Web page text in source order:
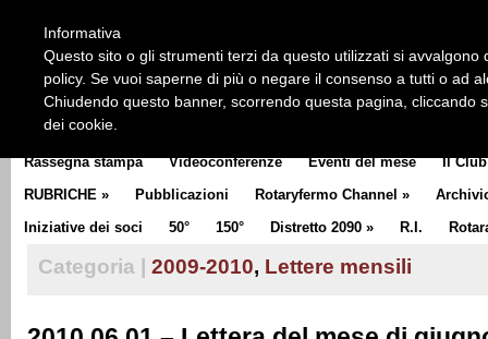
CLUB COMMUNICATOR
Rassegna stampa Videoconferenze Eventi del mese Il Club
RUBRICHE » Pubblicazioni Rotaryfermo Channel »
Iniziative dei soci
50° 150° Distretto 2090 » R.I.
Categoria | 2009-2010, Lettere mensili
Informativa
Questo sito o gli strumenti terzi da questo utilizzati si
policy. Se vuoi saperne di più o negare il consenso a tutti o ad
Chiudendo questo banner, scorrendo questa pagina, cliccando
dei cookie.